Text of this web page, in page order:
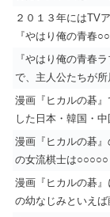
２０１３年にはTV
『やはり俺の青春
『やはり俺の青春
で、主人公たちが
漫画『ヒカルの碁
した日本・韓国・
漫画『ヒカルの碁
の女流棋士は○○○○○
漫画『ヒカルの碁
の幼なじみといえ